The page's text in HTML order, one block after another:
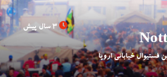
3 سال پیش